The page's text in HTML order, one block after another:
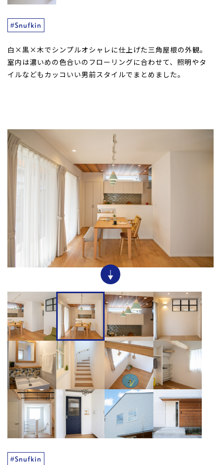
#Snufkin
白×黒×木でシンプルオシャレに仕上げた三角屋根の外観。
室内は濃いめの色合いのフローリングに合わせて、照明やタ
イルなどもカッコいい男前スタイルでまとめました。
#Snufkin